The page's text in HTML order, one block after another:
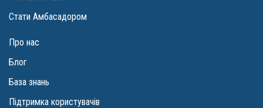
Стати Амбасадором
Про нас
Блог
База знань
Підтримка користувачів